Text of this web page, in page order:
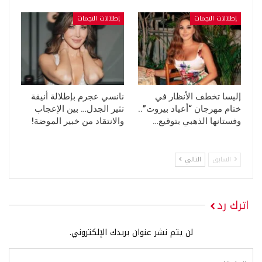
إطلالات النجمات
إليسا تخطف الأنظار في
ختام مهرجان “أعياد بيروت”..
وفستانها الذهبي بتوقيع…
إطلالات النجمات
نانسي عجرم بإطلالة أنيقة
تثير الجدل… بين الإعجاب
والانتقاد من خبير الموضة!
السابق التالي
اترك رد
لن يتم نشر عنوان بريدك الإلكتروني.